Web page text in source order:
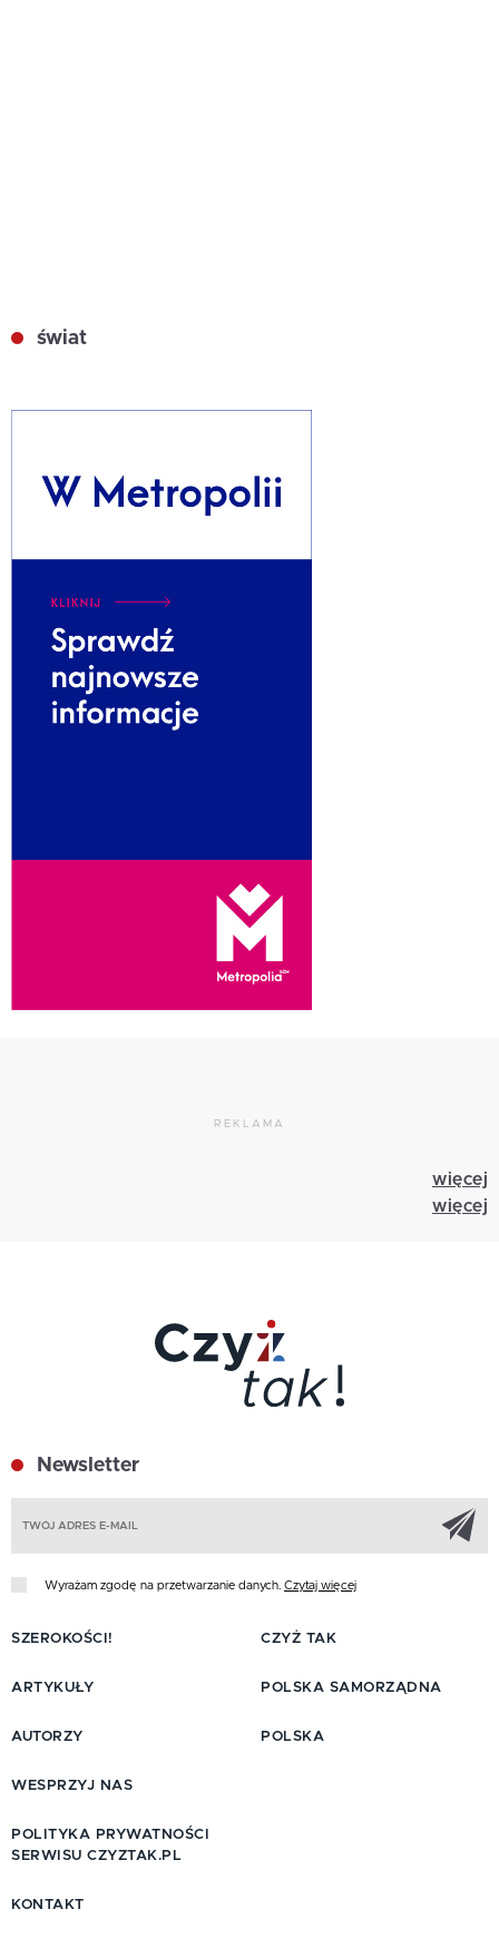
świat
REKLAMA
więcej
więcej
Newsletter
Wyrażam zgodę na przetwarzanie danych. Czytaj więcej
SZEROKOŚCI!
ARTYKUŁY
AUTORZY
CZYŻ TAK
POLSKA SAMORZĄDNA
POLSKA
WESPRZYJ NAS
POLITYKA PRYWATNOŚCI
SERWISU CZYZTAK.PL
KONTAKT